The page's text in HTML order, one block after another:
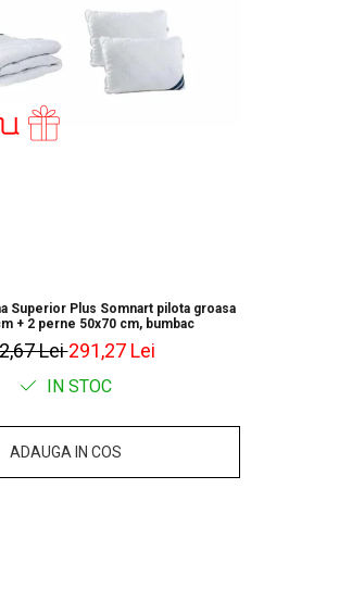
Superior Plus Somnart pilota groasa
+ 2 perne 50x70 cm, bumbac
Lei291,27 Lei
IN STOC
ADAUGA IN COS